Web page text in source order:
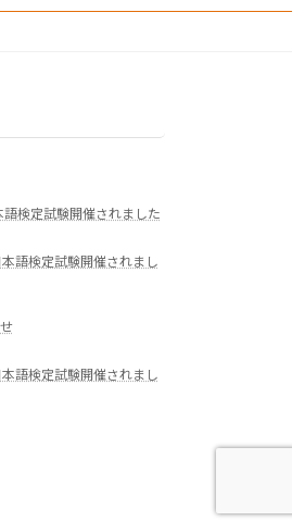
検定試験開催されました
語検定試験開催されまし
語検定試験開催されまし